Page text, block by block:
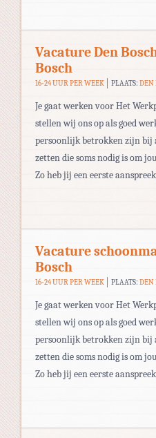
Vacature Den
Bosch
16-24 UUR PER WEEK PLAATS: DEN
Je gaat werken voor Het
stellen wij ons op als goed
persoonlijk betrokken zijn bij
zetten die soms nodig is om
Zo heb jij een eerste
Vacature
Bosch
16-24 UUR PER WEEK PLAATS: DEN
Je gaat werken voor Het
stellen wij ons op als goed
persoonlijk betrokken zijn bij
zetten die soms nodig is om
Zo heb jij een eerste